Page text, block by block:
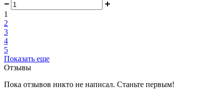
1
2
3
4
5
Показать еще
Отзывы
Пока отзывов никто не написал. Станьте первым!